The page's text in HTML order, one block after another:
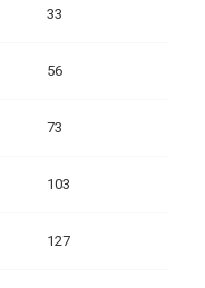
33
56
73
103
127